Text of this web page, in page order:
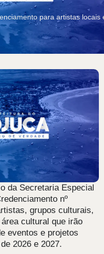
para artistas locais
da Secretaria Especial
nº
grupos culturais,
cultural que irão
eventos e projetos
2026 e 2027.